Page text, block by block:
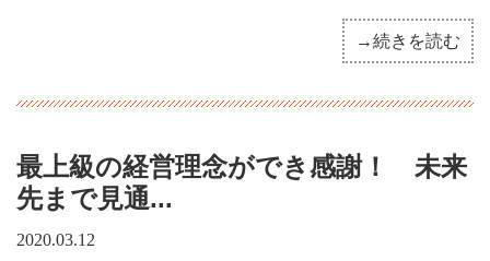
→続きを読む
最上級の経営理念ができ感謝！ 未来
先まで見通...
2020.03.12